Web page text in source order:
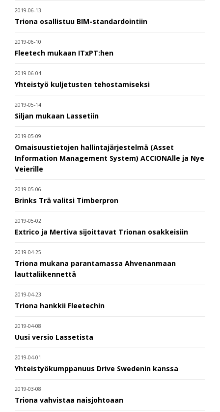
2019-06-13
Triona osallistuu BIM-standardointiin
2019-06-10
Fleetech mukaan ITxPT:hen
2019-06-04
Yhteistyö kuljetusten tehostamiseksi
2019-05-14
Siljan mukaan Lassetiin
2019-05-09
Omaisuustietojen hallintajärjestelmä (Asset
Information Management System) ACCIONAlle ja Nye
Veierille
2019-05-06
Brinks Trä valitsi Timberpron
2019-05-02
Extrico ja Mertiva sijoittavat Trionan osakkeisiin
2019-04-25
Triona mukana parantamassa Ahvenanmaan
lauttaliikennettä
2019-04-23
Triona hankkii Fleetechin
2019-04-08
Uusi versio Lassetista
2019-04-01
Yhteistyökumppanuus Drive Swedenin kanssa
2019-03-08
Triona vahvistaa naisjohtoaan